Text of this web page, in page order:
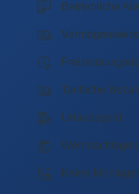
Betriebliche
Tarifliche
Urlaubsgeld
Weihnachtsgeld
Keine